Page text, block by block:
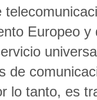
Europeo
de
lo tanto, es